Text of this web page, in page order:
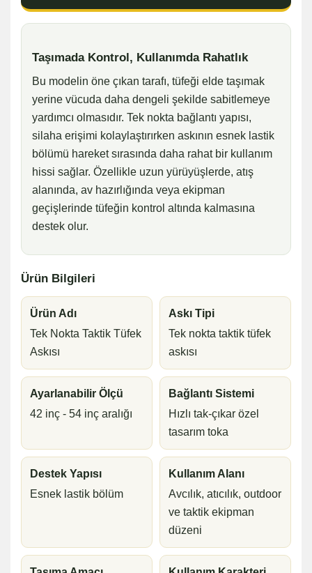
Taşımada Kontrol, Kullanımda Rahatlık
Bu modelin öne çıkan tarafı, tüfeği elde taşımak
yerine vücuda daha dengeli şekilde sabitlemeye
yardımcı olmasıdır. Tek nokta bağlantı yapısı,
silaha erişimi kolaylaştırırken askının esnek lastik
bölümü hareket sırasında daha rahat bir kullanım
hissi sağlar. Özellikle uzun yürüyüşlerde, atış
alanında, av hazırlığında veya ekipman
geçişlerinde tüfeğin kontrol altında kalmasına
destek olur.
Ürün Bilgileri
Ürün Adı
Tek Nokta Taktik Tüfek
Askısı
Askı Tipi
Tek nokta taktik tüfek
askısı
Ayarlanabilir Ölçü
42 inç - 54 inç aralığı
Bağlantı Sistemi
Hızlı tak-çıkar özel
tasarım toka
Destek Yapısı
Esnek lastik bölüm
Kullanım Alanı
Avcılık, atıcılık, outdoor
ve taktik ekipman
düzeni